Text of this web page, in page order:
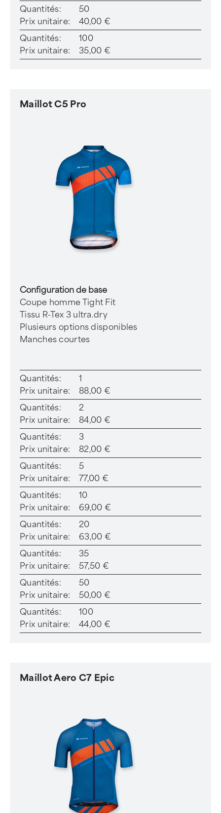
Quantités:
50
Prix unitaire:
40,00 €
Quantités:
100
Prix unitaire:
35,00 €
Maillot C5 Pro
Configuration de base
Coupe homme Tight Fit
Tissu R-Tex 3 ultra.dry
Plusieurs options disponibles
Manches courtes
Quantités:
1
Prix unitaire:
88,00 €
Quantités:
2
Prix unitaire:
84,00 €
Quantités:
3
Prix unitaire:
82,00 €
Quantités:
5
Prix unitaire:
77,00 €
Quantités:
10
Prix unitaire:
69,00 €
Quantités:
20
Prix unitaire:
63,00 €
Quantités:
35
Prix unitaire:
57,50 €
Quantités:
50
Prix unitaire:
50,00 €
Quantités:
100
Prix unitaire:
44,00 €
Maillot Aero C7 Epic